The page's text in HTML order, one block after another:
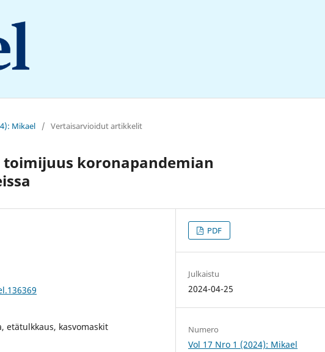
Mikael / Vertaisarvioidut artikkelit
koronapandemian
etätulkkaus, kasvomaskit
PDF
Julkaistu
2024-04-25
Numero
Vol 17 Nro 1 (2024): Mikael